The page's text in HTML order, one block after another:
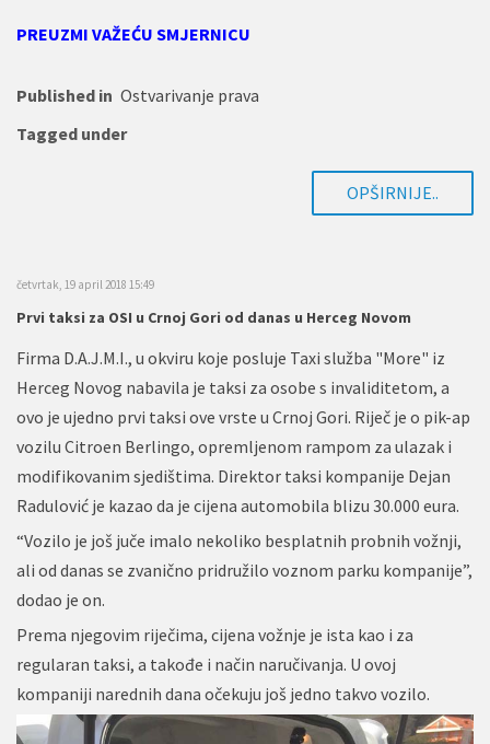
PREUZMI VAŽEĆU SMJERNICU
Published in Ostvarivanje prava
Tagged under
OPŠIRNIJE..
četvrtak, 19 april 2018 15:49
Prvi taksi za OSI u Crnoj Gori od danas u Herceg Novom
Firma D.A.J.M.I., u okviru koje posluje Taxi služba "More" iz
Herceg Novog nabavila je taksi za osobe s invaliditetom, a
ovo je ujedno prvi taksi ove vrste u Crnoj Gori. Riječ je o pik-ap
vozilu Citroen Berlingo, opremljenom rampom za ulazak i
modifikovanim sjedištima. Direktor taksi kompanije Dejan
Radulović je kazao da je cijena automobila blizu 30.000 eura.
“Vozilo je još juče imalo nekoliko besplatnih probnih vožnji,
ali od danas se zvanično pridružilo voznom parku kompanije”,
dodao je on.
Prema njegovim riječima, cijena vožnje je ista kao i za
regularan taksi, a takođe i način naručivanja. U ovoj
kompaniji narednih dana očekuju još jedno takvo vozilo.